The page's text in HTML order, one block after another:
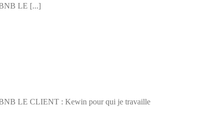
LE [...]
LE CLIENT : Kewin pour qui je travaille